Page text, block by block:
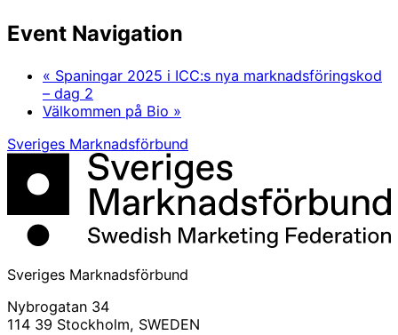
Event Navigation
« Spaningar 2025 i ICC:s nya marknadsföringskod
– dag 2
Välkommen på Bio »
Sveriges Marknadsförbund
Sveriges Marknadsförbund
Nybrogatan 34
114 39 Stockholm, SWEDEN